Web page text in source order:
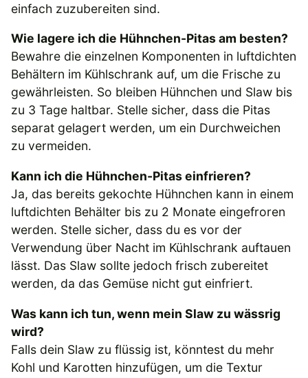
einfach zuzubereiten sind.
Wie lagere ich die Hühnchen-Pitas am besten?
Bewahre die einzelnen Komponenten in luftdichten
Behältern im Kühlschrank auf, um die Frische zu
gewährleisten. So bleiben Hühnchen und Slaw bis
zu 3 Tage haltbar. Stelle sicher, dass die Pitas
separat gelagert werden, um ein Durchweichen
zu vermeiden.
Kann ich die Hühnchen-Pitas einfrieren?
Ja, das bereits gekochte Hühnchen kann in einem
luftdichten Behälter bis zu 2 Monate eingefroren
werden. Stelle sicher, dass du es vor der
Verwendung über Nacht im Kühlschrank auftauen
lässt. Das Slaw sollte jedoch frisch zubereitet
werden, da das Gemüse nicht gut einfriert.
Was kann ich tun, wenn mein Slaw zu wässrig
wird?
Falls dein Slaw zu flüssig ist, könntest du mehr
Kohl und Karotten hinzufügen, um die Textur